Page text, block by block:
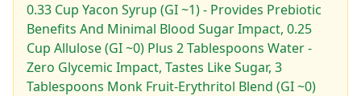
0.33 Cup Yacon Syrup (GI ~1) - Provides Prebiotic
Benefits And Minimal Blood Sugar Impact, 0.25
Cup Allulose (GI ~0) Plus 2 Tablespoons Water -
Zero Glycemic Impact, Tastes Like Sugar, 3
Tablespoons Monk Fruit-Erythritol Blend (GI ~0)